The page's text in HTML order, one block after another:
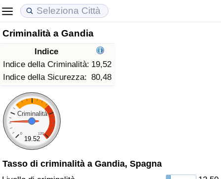
Criminalità a Gandia
Indice
Indice della Criminalità: 19,52
Indice della Sicurezza: 80,48
Criminalità
0 120
19.52
Tasso di criminalità a Gandia, Spagna
Costo della vita
Indice Del Costo Della Vita (corrente)
Indice Del Costo Della Vita
Indice del Costo della Vita per Nazione
ad Aqaba
Prezzi degli immobili
Indice del Prezzo delle Case (Corrente)
Indice del Prezzo delle Case
Indice del Prezzo delle Case per Nazione
Qualità della Vita
Indice della Qualità della Vita
Indice della Qualità della Vita (Corrente)
Indice della qualità della vita per Paese
Criminalità
Indice del Tasso di Criminalità (Corrente)